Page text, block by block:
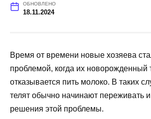
ОБНОВЛЕНО
18.11.2024
Время от времени новые хозяева
проблемой, когда их новорожденный
отказывается пить молоко. В таких
телят обычно начинают переживать
решения этой проблемы.